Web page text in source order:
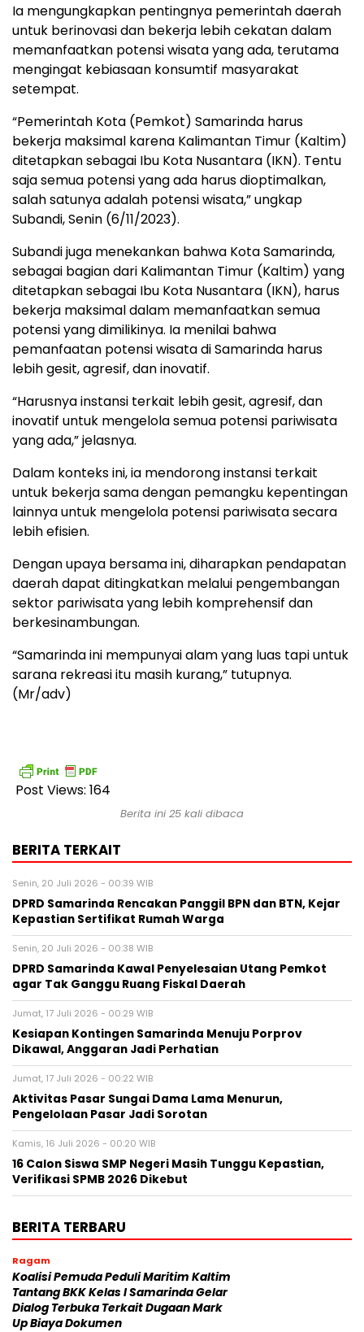
Ia mengungkapkan pentingnya pemerintah daerah
untuk berinovasi dan bekerja lebih cekatan dalam
memanfaatkan potensi wisata yang ada, terutama
mengingat kebiasaan konsumtif masyarakat
setempat.
“Pemerintah Kota (Pemkot) Samarinda harus
bekerja maksimal karena Kalimantan Timur (Kaltim)
ditetapkan sebagai Ibu Kota Nusantara (IKN). Tentu
saja semua potensi yang ada harus dioptimalkan,
salah satunya adalah potensi wisata,” ungkap
Subandi, Senin (6/11/2023).
Subandi juga menekankan bahwa Kota Samarinda,
sebagai bagian dari Kalimantan Timur (Kaltim) yang
ditetapkan sebagai Ibu Kota Nusantara (IKN), harus
bekerja maksimal dalam memanfaatkan semua
potensi yang dimilikinya. Ia menilai bahwa
pemanfaatan potensi wisata di Samarinda harus
lebih gesit, agresif, dan inovatif.
“Harusnya instansi terkait lebih gesit, agresif, dan
inovatif untuk mengelola semua potensi pariwisata
yang ada,” jelasnya.
Dalam konteks ini, ia mendorong instansi terkait
untuk bekerja sama dengan pemangku kepentingan
lainnya untuk mengelola potensi pariwisata secara
lebih efisien.
Dengan upaya bersama ini, diharapkan pendapatan
daerah dapat ditingkatkan melalui pengembangan
sektor pariwisata yang lebih komprehensif dan
berkesinambungan.
“Samarinda ini mempunyai alam yang luas tapi untuk
sarana rekreasi itu masih kurang,” tutupnya.
(Mr/adv)
Post Views: 164
Berita ini 25 kali dibaca
BERITA TERKAIT
Senin, 20 Juli 2026 - 00:39 WIB
DPRD Samarinda Rencakan Panggil BPN dan BTN, Kejar
Kepastian Sertifikat Rumah Warga
Senin, 20 Juli 2026 - 00:38 WIB
DPRD Samarinda Kawal Penyelesaian Utang Pemkot
agar Tak Ganggu Ruang Fiskal Daerah
Jumat, 17 Juli 2026 - 00:29 WIB
Kesiapan Kontingen Samarinda Menuju Porprov
Dikawal, Anggaran Jadi Perhatian
Jumat, 17 Juli 2026 - 00:22 WIB
Aktivitas Pasar Sungai Dama Lama Menurun,
Pengelolaan Pasar Jadi Sorotan
Kamis, 16 Juli 2026 - 00:20 WIB
16 Calon Siswa SMP Negeri Masih Tunggu Kepastian,
Verifikasi SPMB 2026 Dikebut
BERITA TERBARU
Ragam
Koalisi Pemuda Peduli Maritim Kaltim
Tantang BKK Kelas I Samarinda Gelar
Dialog Terbuka Terkait Dugaan Mark
Up Biaya Dokumen